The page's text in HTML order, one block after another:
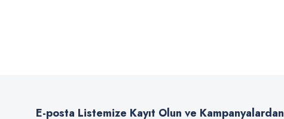
Ürün bilgilerinde hatalar bulunuyor.
E-posta Listemize Kayıt Olun ve Kampanyalardan